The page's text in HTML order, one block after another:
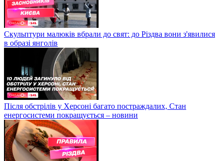
Скульптури малюків вбрали до свят: до Різдва вони з'явилися
в образі янголів
Після обстрілів у Херсоні багато постраждалих, Стан
енергосистеми покращується – новини